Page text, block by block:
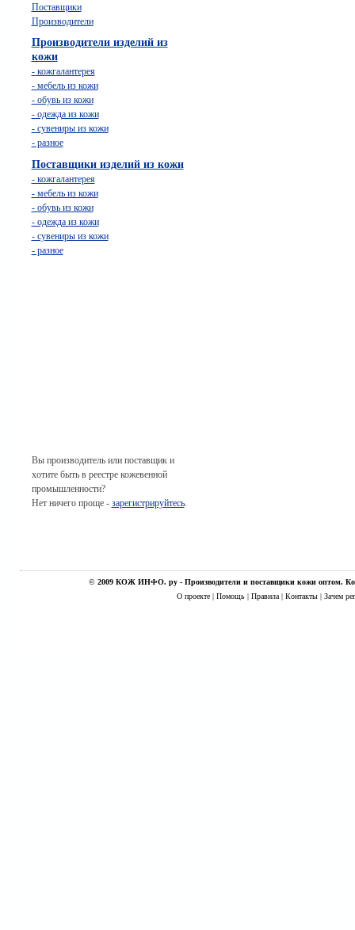
Поставщики
Производители
Производители изделий из
кожи
- кожгалантерея
- мебель из кожи
- обувь из кожи
- одежда из кожи
- сувениры из кожи
- разное
Поставщики изделий из кожи
- кожгалантерея
- мебель из кожи
- обувь из кожи
- одежда из кожи
- сувениры из кожи
- разное
Вы производитель или поставщик и
хотите быть в реестре кожевенной
промышленности?
Нет ничего проще - зарегистрируйтесь.
© 2009 КОЖ ИНФО. ру - Производители и поставщики кожи оптом.
О проекте | Помощь | Правила | Контакты | Зачем